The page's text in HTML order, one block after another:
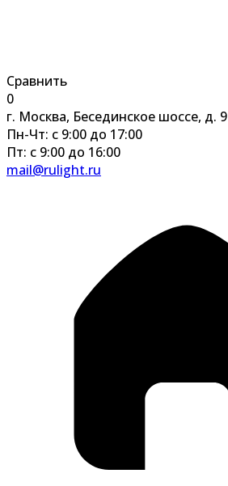
Сравнить
0
г. Москва, Бесединское шоссе, д. 9
Пн-Чт: с 9:00 до 17:00
Пт: с 9:00 до 16:00
mail@rulight.ru